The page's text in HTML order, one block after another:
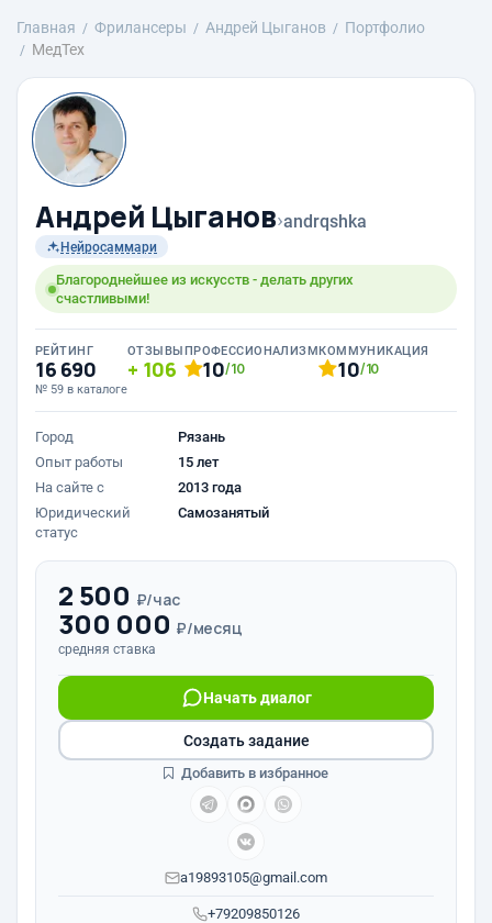
Главная Фрилансеры Андрей Цыганов
Портфолио
МедТех
Андрей Цыганов›andrqshka
Нейросаммари
Благороднейшее из искусств - делать других
счастливыми!
РЕЙТИНГ
16 690
№ 59 в каталоге
ОТЗЫВЫ
106
ПРОФЕССИОНАЛИЗМ
10/10
КОММУНИКАЦИЯ
10/10
Город
Рязань
Опыт работы
15 лет
На сайте с
2013 года
Юридический
статус
Самозанятый
2 500 ₽/час
300 000 ₽/месяц
средняя ставка
+79209850126
Начать диалог
a19893105@gmail.com
Создать задание
Добавить в избранное